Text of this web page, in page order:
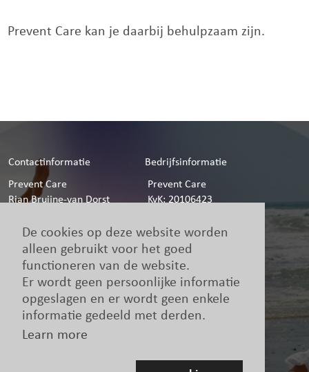
De cookies op deze website worden
alleen gebruikt voor het goed
functioneren van de website.
Er wordt geen persoonlijke informatie
opgeslagen en er wordt geen enkele
informatie gedeeld met derden.
Learn more
Prevent Care kan je daarbij behulpzaam zijn.
Contactinformatie
Bedrijfsinformatie
Prevent Care
Rian Bruijne-van Dorst
4876 ZZ Etten-Leur
076-5032430
info@prevent-care.nl
Contactformulier
Prevent Care
KvK: 20106423
Diensten
Like ons
NES